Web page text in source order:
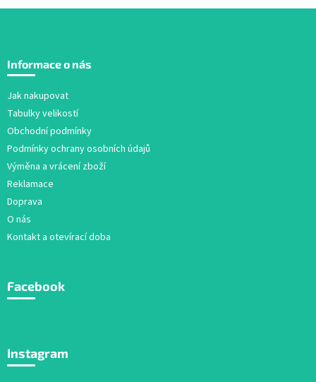
p
Informace o nás
Jak nakupovat
Tabulky velikostí
Obchodní podmínky
Podmínky ochrany osobních údajů
Výměna a vrácení zboží
Reklamace
Doprava
O nás
Kontakt a otevírací doba
Facebook
Instagram